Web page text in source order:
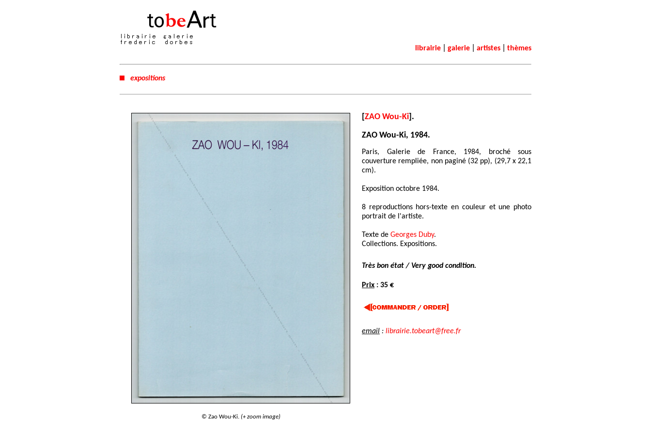
librairie galerie artistes thèmes
expositions
© Zao Wou-Ki. (+ zoom image)
[ZAO Wou-Ki].
ZAO Wou-Ki, 1984.
Paris, Galerie de France, 1984, broché sous
couverture rempliée, non paginé (32 pp), (29,7 x 22,1
cm).
Exposition octobre 1984.
8 reproductions hors-texte en couleur et une photo
portrait de l'artiste.
Texte de Georges Duby.
Collections. Expositions.
Très bon état / Very good condition.
Prix : 35 €
email : librairie.tobeart@free.fr